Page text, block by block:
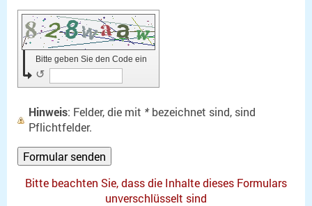
Bitte geben Sie den Code ein
↺
Hinweis : Felder, die mit *bezeichnet sind, sind
Pflichtfelder.
Bitte beachten Sie, dass die Inhalte dieses Formulars
unverschlüsselt sind